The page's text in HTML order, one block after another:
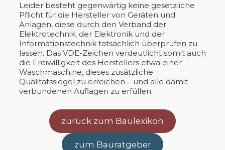
Leider besteht gegenwärtig keine gesetzliche
Pflicht für die Hersteller von Geräten und
Anlagen, diese durch den Verband der
Elektrotechnik, der Elektronik und der
Informationstechnik tatsächlich überprüfen zu
lassen. Das VDE-Zeichen verdeutlicht somit auch
die Freiwilligkeit des Herstellers etwa einer
Waschmaschine, dieses zusätzliche
Qualitätssiegel zu erreichen – und alle damit
verbundenen Auflagen zu erfüllen.
zurück zum Baulexikon
zum Bauratgeber